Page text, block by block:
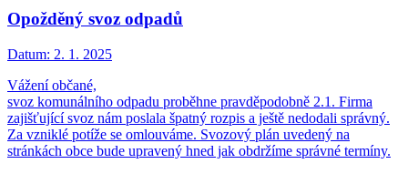
Opožděný svoz odpadů
Datum: 2. 1. 2025
Vážení občané,
svoz komunálního odpadu proběhne pravděpodobně 2.1. Firma
zajišťující svoz nám poslala špatný rozpis a ještě nedodali správný.
Za vzniklé potíže se omlouváme. Svozový plán uvedený na
stránkách obce bude upravený hned jak obdržíme správné termíny.